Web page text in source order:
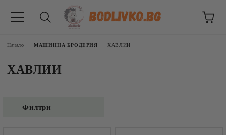
Начало МАШИННА БРОДЕРИЯ ХАВЛИИ
ХАВЛИИ
Филтри